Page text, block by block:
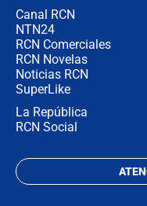
Canal RCN
NTN24
RCN Comerciales
RCN Novelas
Noticias RCN
SuperLike
La República
RCN Social